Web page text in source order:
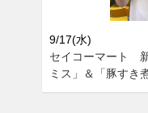
9/17(水)
セイコーマート
ミス」＆「豚す